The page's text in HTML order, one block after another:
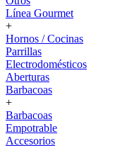
Línea Gourmet
+
Hornos / Cocinas
Parrillas
Electrodomésticos
Aberturas
Barbacoas
+
Barbacoas
Empotrable
Accesorios